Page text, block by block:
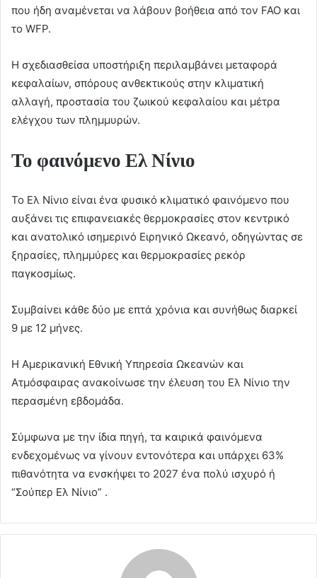
που ήδη αναμένεται να λάβουν βοήθεια από τον FAO και
το WFP.
Η σχεδιασθείσα υποστήριξη περιλαμβάνει μεταφορά
κεφαλαίων, σπόρους ανθεκτικούς στην κλιματική
αλλαγή, προστασία του ζωικού κεφαλαίου και μέτρα
ελέγχου των πλημμυρών.
Το φαινόμενο Ελ Νίνιο
Το Ελ Νίνιο είναι ένα φυσικό κλιματικό φαινόμενο που
αυξάνει τις επιφανειακές θερμοκρασίες στον κεντρικό
και ανατολικό ισημερινό Ειρηνικό Ωκεανό, οδηγώντας σε
ξηρασίες, πλημμύρες και θερμοκρασίες ρεκόρ
παγκοσμίως.
Συμβαίνει κάθε δύο με επτά χρόνια και συνήθως διαρκεί
9 με 12 μήνες.
Η Αμερικανική Εθνική Υπηρεσία Ωκεανών και
Ατμόσφαιρας ανακοίνωσε την έλευση του Ελ Νίνιο την
περασμένη εβδομάδα.
Σύμφωνα με την ίδια πηγή, τα καιρικά φαινόμενα
ενδεχομένως να γίνουν εντονότερα και υπάρχει 63%
πιθανότητα να ενσκήψει το 2027 ένα πολύ ισχυρό ή
“Σούπερ Ελ Νίνιο” .